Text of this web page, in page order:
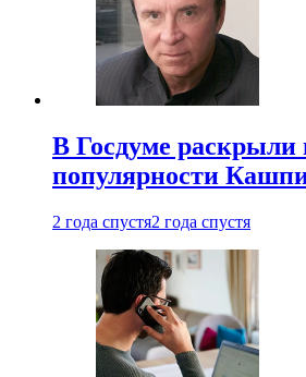
В Госдуме раскрыли
популярности
2 года спустя2 года спустя